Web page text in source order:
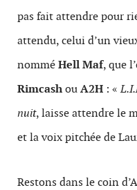
pas fait attendre pour
attendu, celui d’un
nomméHell Maf, que
RimcashouA2H : «
nuit, laisse attendre le
et la voix pitchée de
Restons dans le coin